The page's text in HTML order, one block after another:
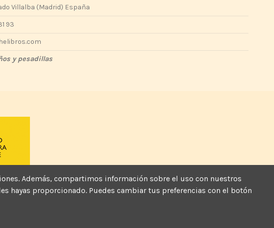
Villalba (Madrid) España
93
y pesadillas
y Deporte
Además, compartimos información sobre el uso con nuestros
hayas proporcionado. Puedes cambiar tus preferencias con el botón